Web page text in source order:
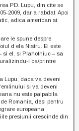
PD. Lupu, din cite se
2009, dar a rabdat. Apoi
adica american si
le spune despre
d ela Nistru. El este
si el, si Plahotniuc – sa
i ca/printre
Lupu, daca va deveni
si va deveni
nu este palpabila
Romania, desi pentru
europeana
presiunii crescinde din